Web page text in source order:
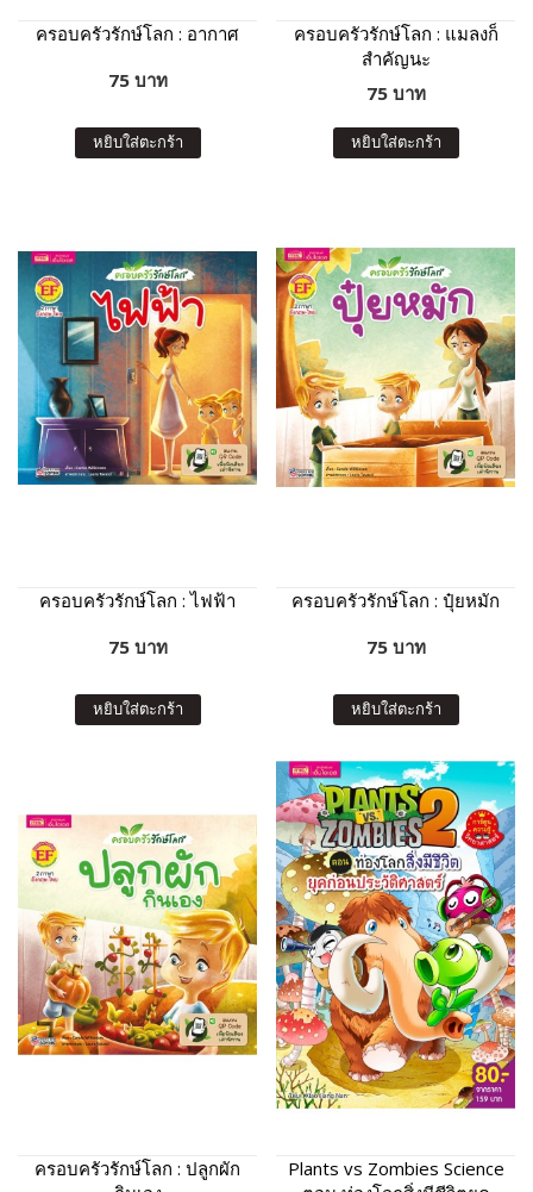
ครอบครัวรักษ์โลก : อากาศ
75 บาท
หยิบใส่ตะกร้า
ครอบครัวรักษ์โลก : แมลงก็
สำคัญนะ
75 บาท
หยิบใส่ตะกร้า
ครอบครัวรักษ์โลก : ไฟฟ้า
75 บาท
หยิบใส่ตะกร้า
ครอบครัวรักษ์โลก : ปุ๋ยหมัก
75 บาท
หยิบใส่ตะกร้า
ครอบครัวรักษ์โลก : ปลูกผัก
Plants vs Zombies Science